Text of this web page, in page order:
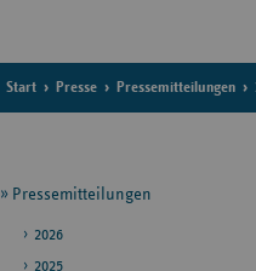
Start Presse Pressemitteilungen
Seitennavigation
Pressemitteilungen
2026
2025